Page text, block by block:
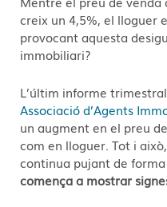
creix un 4,5%, el lloguer
provocant aquesta
immobiliari?
L’últim informe
Associació d’Agents
un augment en el preu
com en lloguer. Tot i
continua pujant de
comença a mostrar